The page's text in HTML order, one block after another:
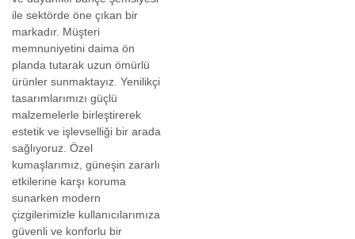
ile sektörde öne çıkan bir
markadır. Müşteri
memnuniyetini daima ön
planda tutarak uzun ömürlü
ürünler sunmaktayız. Yenilikçi
tasarımlarımızı güçlü
malzemelerle birleştirerek
estetik ve işlevselliği bir arada
sağlıyoruz. Özel
kumaşlarımız, güneşin zararlı
etkilerine karşı koruma
sunarken modern
çizgilerimizle kullanıcılarımıza
güvenli ve konforlu bir